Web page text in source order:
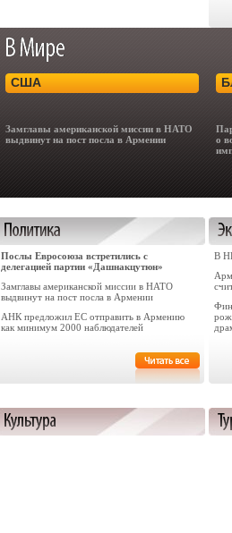
США
Замглавы американской миссии в НАТО
выдвинут на пост посла в Армении
о
Послы Евросоюза встретились с
делегацией партии «Дашнакцутюн»
Замглавы американской миссии в НАТО
выдвинут на пост посла в Армении
АНК предложил ЕС отправить в Армению
как минимум 2000 наблюдателей
В